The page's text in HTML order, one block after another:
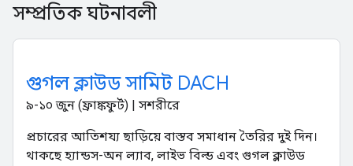
সম্প্রতিক ঘটনাবলী
গুগল ক্লাউড সামিট DACH
৯-১০ জুন (ফ্রাঙ্কফুর্ট) | সশরীরে
প্রচারের আতিশয্য ছাড়িয়ে বাস্তব সমাধান তৈরির দুই দিন।
থাকছে হ্যান্ডস-অন ল্যাব, লাইভ বিল্ড এবং গুগল ক্লাউড